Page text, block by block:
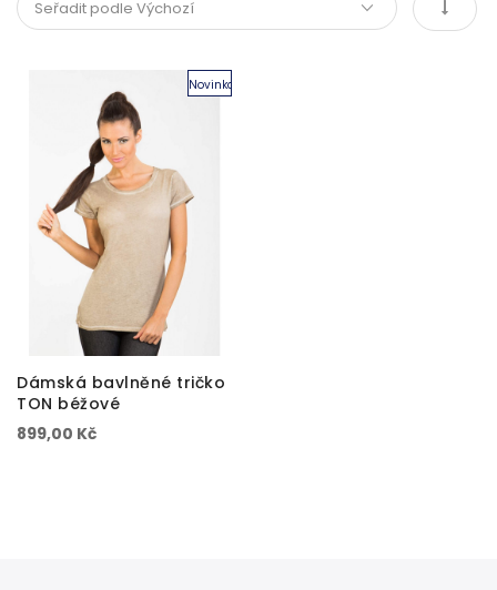
Novinka
Dámská bavlněné tričko
TON béžové
899,00 Kč